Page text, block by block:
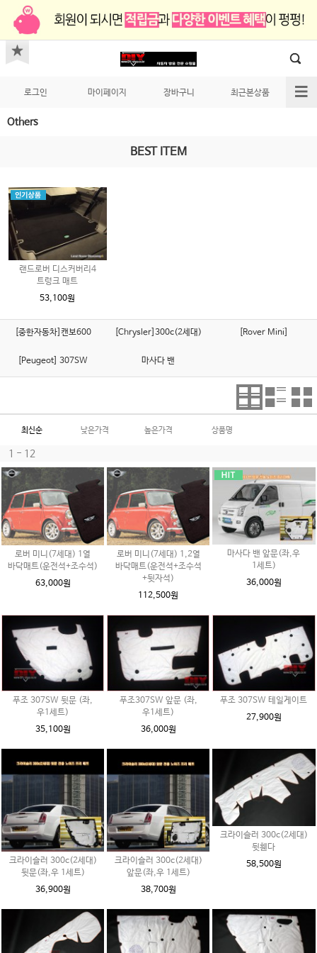
로그인 마이페이지 장바구니 최근본상품
Others
BEST ITEM
랜드로버 디스커버리4
트렁크 매트
53,100원
[중한자동차]캔보600 [Chrysler]300c(2세대) [Rover Mini]
[Peugeot] 307SW 마사다 밴
최신순 낮은가격 높은가격 상품명
1 - 12
로버 미니(7세대) 1열
바닥매트(운전석+조수석)
63,000원
로버 미니(7세대) 1,2열
바닥매트(운전석+조수석
+뒷자석)
112,500원
마사다 밴 앞문(좌,우
1세트)
36,000원
푸조 307SW 뒷문 (좌,
우1세트)
35,100원
푸조307SW 앞문 (좌,
우1세트)
36,000원
푸조 307SW 테일게이트
27,900원
크라이슬러 300c(2세대)
뒷문(좌,우 1세트)
36,900원
크라이슬러 300c(2세대)
앞문(좌,우 1세트)
38,700원
크라이슬러 300c(2세대)
뒷휀다
58,500원